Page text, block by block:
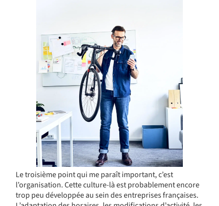
Le troisième point qui me paraît important, c’est
l’organisation. Cette culture-là est probablement encore
trop peu développée au sein des entreprises françaises.